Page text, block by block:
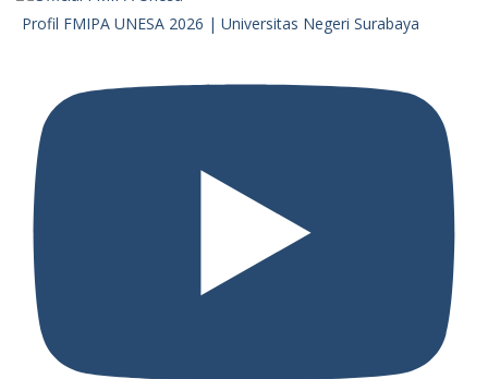
Profil FMIPA UNESA 2026 | Universitas Negeri Surabaya